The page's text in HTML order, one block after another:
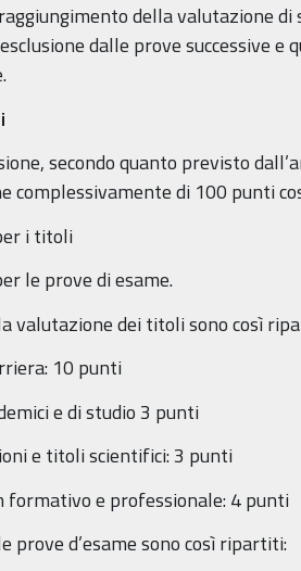
della valutazione
dalle prove successive e
secondo quanto previsto
complessivamente di 100 punti
i titoli
le prove di esame.
valutazione dei titoli sono così
10 punti
e di studio 3 punti
e titoli scientifici: 3 punti
formativo e professionale: 4 punti
prove d’esame sono così ripartiti: